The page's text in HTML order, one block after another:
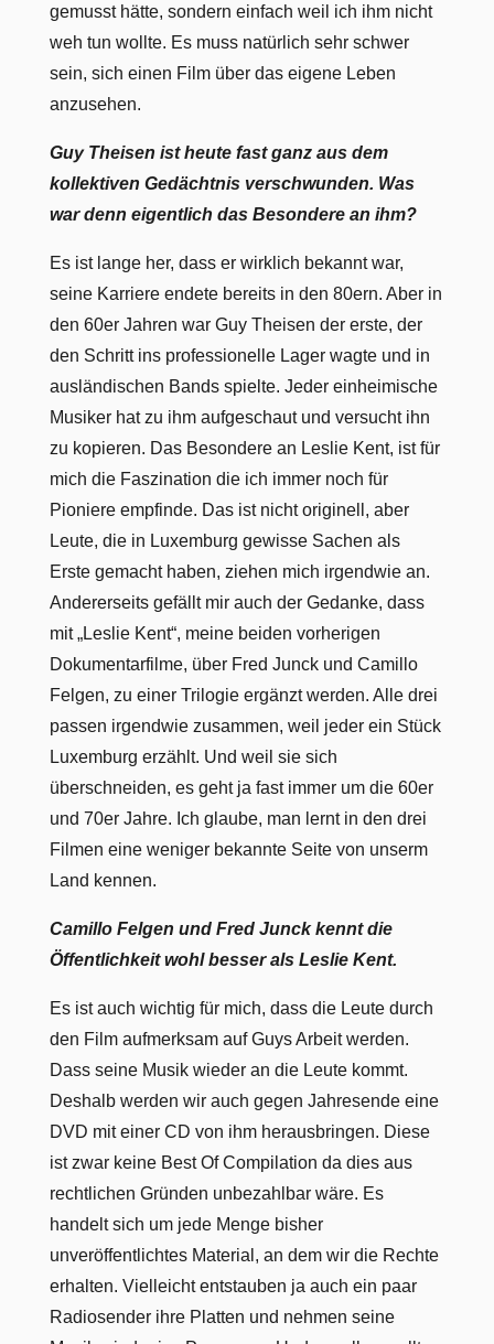
gemusst hätte, sondern einfach weil ich ihm nicht
weh tun wollte. Es muss natürlich sehr schwer
sein, sich einen Film über das eigene Leben
anzusehen.
Guy Theisen ist heute fast ganz aus dem
kollektiven Gedächtnis verschwunden. Was
war denn eigentlich das Besondere an ihm?
Es ist lange her, dass er wirklich bekannt war,
seine Karriere endete bereits in den 80ern. Aber in
den 60er Jahren war Guy Theisen der erste, der
den Schritt ins professionelle Lager wagte und in
ausländischen Bands spielte. Jeder einheimische
Musiker hat zu ihm aufgeschaut und versucht ihn
zu kopieren. Das Besondere an Leslie Kent, ist für
mich die Faszination die ich immer noch für
Pioniere empfinde. Das ist nicht originell, aber
Leute, die in Luxemburg gewisse Sachen als
Erste gemacht haben, ziehen mich irgendwie an.
Andererseits gefällt mir auch der Gedanke, dass
mit „Leslie Kent“, meine beiden vorherigen
Dokumentarfilme, über Fred Junck und Camillo
Felgen, zu einer Trilogie ergänzt werden. Alle drei
passen irgendwie zusammen, weil jeder ein Stück
Luxemburg erzählt. Und weil sie sich
überschneiden, es geht ja fast immer um die 60er
und 70er Jahre. Ich glaube, man lernt in den drei
Filmen eine weniger bekannte Seite von unserm
Land kennen.
Camillo Felgen und Fred Junck kennt die
Öffentlichkeit wohl besser als Leslie Kent.
Es ist auch wichtig für mich, dass die Leute durch
den Film aufmerksam auf Guys Arbeit werden.
Dass seine Musik wieder an die Leute kommt.
Deshalb werden wir auch gegen Jahresende eine
DVD mit einer CD von ihm herausbringen. Diese
ist zwar keine Best Of Compilation da dies aus
rechtlichen Gründen unbezahlbar wäre. Es
handelt sich um jede Menge bisher
unveröffentlichtes Material, an dem wir die Rechte
erhalten. Vielleicht entstauben ja auch ein paar
Radiosender ihre Platten und nehmen seine